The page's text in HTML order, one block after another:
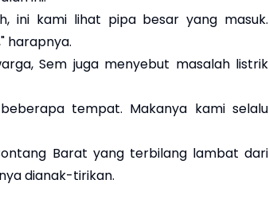
ini kami lihat pipa besar yang masuk.
harapnya.
Sem juga menyebut masalah listrik
tempat. Makanya kami selalu
Barat yang terbilang lambat dari
dianak-tirikan.